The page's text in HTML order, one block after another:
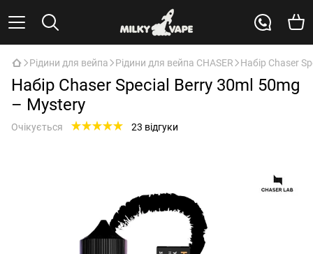
Рідини для вейпа Рідини для вейпа CHASER Набір Chaser
Набір Chaser Special Berry 30ml 50mg
– Mystery
Очікується 23 відгуки